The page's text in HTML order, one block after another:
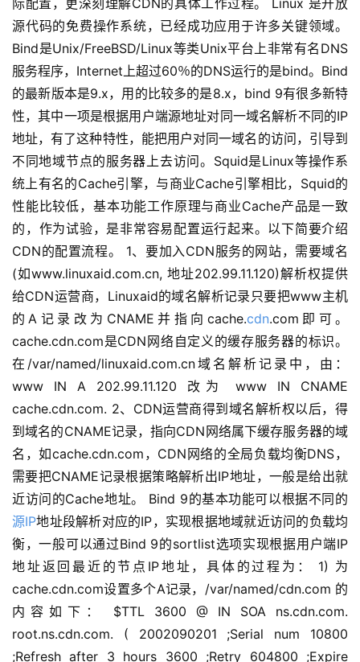
源代码的免费操作系统，已经成功应用于许多关键领域。
Bind是Unix/FreeBSD/Linux等类Unix平台上非常有名DNS
服务程序，Internet上超过60％的DNS运行的是bind。Bind
的最新版本是9.x，用的比较多的是8.x，bind 9有很多新特
性，其中一项是根据用户端源地址对同一域名解析不同的IP
地址，有了这种特性，能把用户对同一域名的访问，引导到
不同地域节点的服务器上去访问。Squid是Linux等操作系
统上有名的Cache引擎，与商业Cache引擎相比，Squid的
性能比较低，基本功能工作原理与商业Cache产品是一致
的，作为试验，是非常容易配置运行起来。以下简要介绍
CDN的配置流程。 1、要加入CDN服务的网站，需要域名
(如www.linuxaid.com.cn, 地址202.99.11.120)解析权提供
给CDN运营商，Linuxaid的域名解析记录只要把www主机
的A记录改为CNAME并指向cache.cdn.com即可。
cache.cdn.com是CDN网络自定义的缓存服务器的标识。
在/var/named/linuxaid.com.cn域名解析记录中，由：
www IN A 202.99.11.120 改为 www IN CNAME
cache.cdn.com. 2、CDN运营商得到域名解析权以后，得
到域名的CNAME记录，指向CDN网络属下缓存服务器的域
名，如cache.cdn.com，CDN网络的全局负载均衡DNS，
需要把CNAME记录根据策略解析出IP地址，一般是给出就
近访问的Cache地址。 Bind 9的基本功能可以根据不同的
源IP地址段解析对应的IP，实现根据地域就近访问的负载均
衡，一般可以通过Bind 9的sortlist选项实现根据用户端IP
地址返回最近的节点IP地址，具体的过程为： 1) 为
cache.cdn.com设置多个A记录，/var/named/cdn.com 的
内容如下： $TTL 3600 @ IN SOA ns.cdn.com.
root.ns.cdn.com. ( 2002090201 ;Serial num 10800
;Refresh after 3 hours 3600 ;Retry 604800 ;Expire